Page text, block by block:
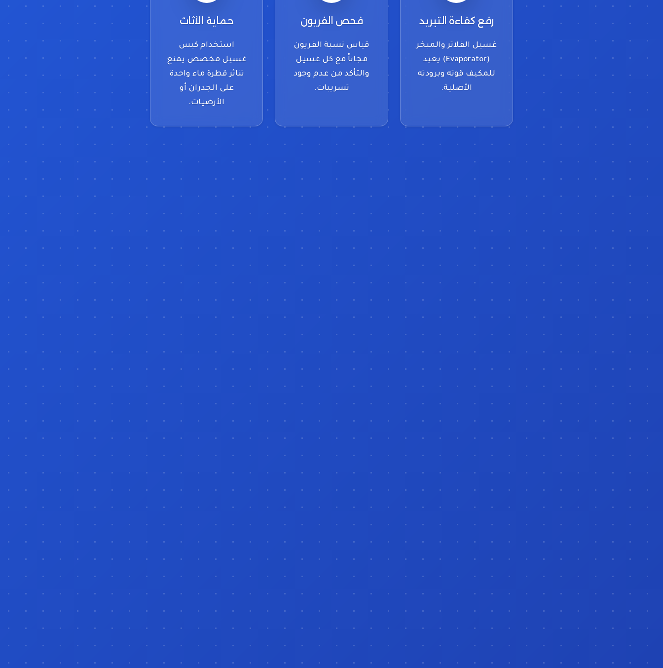
رفع كفاءة التبريد
غسيل الفلاتر والمبخر
(Evaporator) يعيد
للمكيف قوته وبرودته
الأصلية.
فحص الفريون
قياس نسبة الفريون
مجاناً مع كل غسيل
والتأكد من عدم وجود
تسريبات.
حماية الأثاث
استخدام كيس
غسيل مخصص يمنع
تناثر قطرة ماء واحدة
على الجدران أو
الأرضيات.